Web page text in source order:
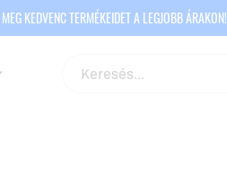
KEDVENC TERMÉKEIDET A LEGJOBB ÁRAKON!